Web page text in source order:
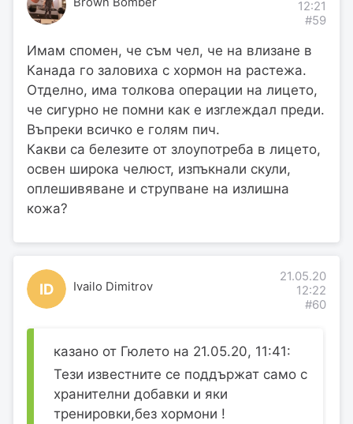
12:21
#59
Имам спомен, че съм чел, че на влизане в
Канада го заловиха с хормон на растежа.
Отделно, има толкова операции на лицето,
че сигурно не помни как е изглеждал преди.
Въпреки всичко е голям пич.
Какви са белезите от злоупотреба в лицето,
освен широка челюст, изпъкнали скули,
оплешивяване и струпване на излишна
кожа?
ID Ivailo Dimitrov
21.05.20
12:22
#60
казано от Гюлето на 21.05.20, 11:41:
Тези известните се поддържат само с
хранителни добавки и яки
тренировки,без хормони !